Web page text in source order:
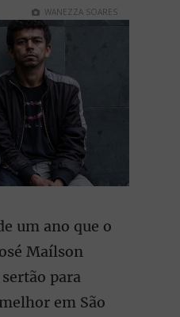
WANEZZA SOARES
um ano que o
Maílson
para
em São